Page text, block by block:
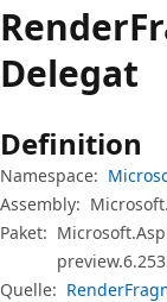
Render
Delegat
Definition
Namespace:
Assembly:
Paket:
Quelle: